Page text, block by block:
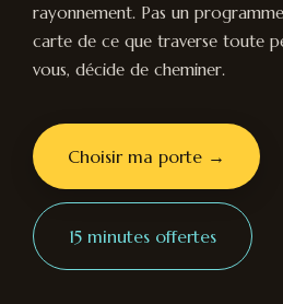
rayonnement. Pas un
carte de ce que traverse toute
vous, décide de cheminer.
Choisir ma porte →
15 minutes offertes